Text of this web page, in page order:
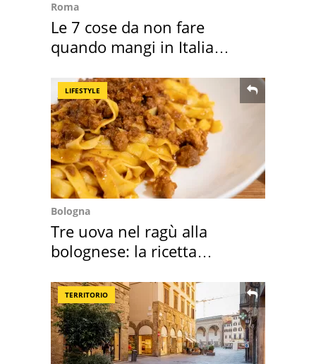
Roma
Le 7 cose da non fare
quando mangi in Italia
LIFESTYLE
Bologna
Tre uova nel ragù alla
bolognese: la ricetta
TERRITORIO